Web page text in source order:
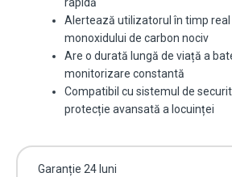
rapidă
Alertează utilizatorul în timp
monoxidului de carbon nociv
Are o durată lungă de viață a
monitorizare constantă
Compatibil cu sistemul de
protecție avansată a locuinței
Garanție 24 luni